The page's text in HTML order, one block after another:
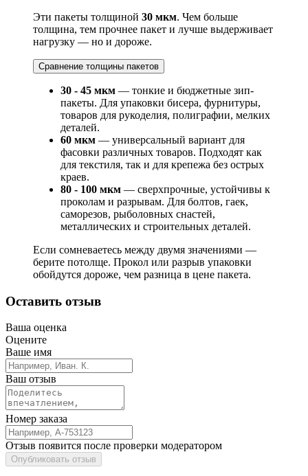
Эти пакеты толщиной 30 мкм. Чем больше
толщина, тем прочнее пакет и лучше выдерживает
нагрузку — но и дороже.
Сравнение толщины пакетов
30 - 45 мкм — тонкие и бюджетные зип-
пакеты. Для упаковки бисера, фурнитуры,
товаров для рукоделия, полиграфии, мелких
деталей.
60 мкм — универсальный вариант для
фасовки различных товаров. Подходят как
для текстиля, так и для крепежа без острых
краев.
80 - 100 мкм — сверхпрочные, устойчивы к
проколам и разрывам. Для болтов, гаек,
саморезов, рыболовных снастей,
металлических и строительных деталей.
Если сомневаетесь между двумя значениями —
берите потолще. Прокол или разрыв упаковки
обойдутся дороже, чем разница в цене пакета.
Оставить отзыв
Ваша оценка
Оцените
Ваше имя
Ваш отзыв
Номер заказа
Отзыв появится после проверки модератором
Опубликовать отзыв